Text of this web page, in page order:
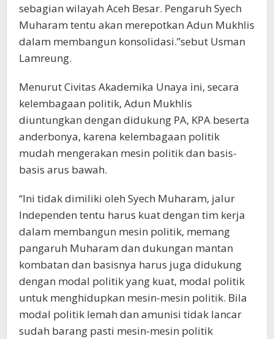
sebagian wilayah Aceh Besar. Pengaruh Syech
Muharam tentu akan merepotkan Adun Mukhlis
dalam membangun konsolidasi.”sebut Usman
Lamreung.
Menurut Civitas Akademika Unaya ini, secara
kelembagaan politik, Adun Mukhlis
diuntungkan dengan didukung PA, KPA beserta
anderbonya, karena kelembagaan politik
mudah mengerakan mesin politik dan basis-
basis arus bawah.
“Ini tidak dimiliki oleh Syech Muharam, jalur
Independen tentu harus kuat dengan tim kerja
dalam membangun mesin politik, memang
pangaruh Muharam dan dukungan mantan
kombatan dan basisnya harus juga didukung
dengan modal politik yang kuat, modal politik
untuk menghidupkan mesin-mesin politik. Bila
modal politik lemah dan amunisi tidak lancar
sudah barang pasti mesin-mesin politik